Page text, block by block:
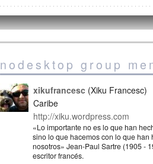
nodesktop group
xikufrancesc Xiku Francesc
Caribe
http://xiku.wordpress.com
«Lo importante no es lo que han
sino lo que hacemos con lo que han
nosotros» Jean-Paul Sartre (1905 -
escritor francés.